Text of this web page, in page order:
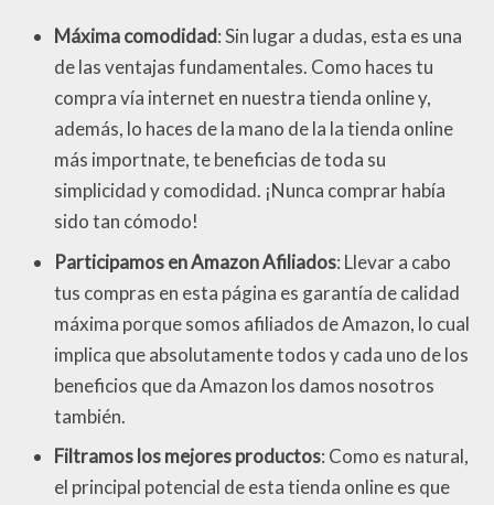
Máxima comodidad: Sin lugar a dudas, esta es una
de las ventajas fundamentales. Como haces tu
compra vía internet en nuestra tienda online y,
además, lo haces de la mano de la la tienda online
más importnate, te beneficias de toda su
simplicidad y comodidad. ¡Nunca comprar había
sido tan cómodo!
Participamos en Amazon Afiliados: Llevar a cabo
tus compras en esta página es garantía de calidad
máxima porque somos afiliados de Amazon, lo cual
implica que absolutamente todos y cada uno de los
beneficios que da Amazon los damos nosotros
también.
Filtramos los mejores productos: Como es natural,
el principal potencial de esta tienda online es que